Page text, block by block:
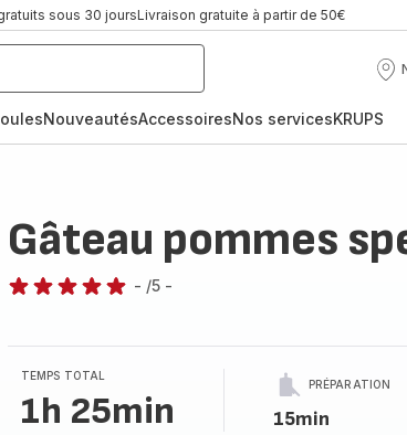
sous 30 joursLivraison gratuite à partir de 50€
NouveautésAccessoiresNos servicesKRUPS
Gâteau pommes
étoiles
(moyenne)
- /5 -
TEMPS TOTAL
1h 25min
PRÉPARATION
15min